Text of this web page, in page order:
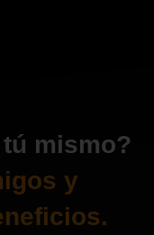
mismo?
y